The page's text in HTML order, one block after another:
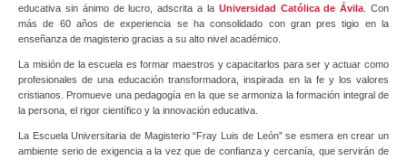
educativa sin ánimo de lucro, adscrita a la Universidad Católica de Ávila . Con
más de 60 años de experiencia se ha consolidado con gran pres tigio en la
enseñanza de magisterio gracias a su alto nivel académico.
La misión de la escuela es formar maestros y capacitarlos para ser y actuar como
profesionales de una educación transformadora, inspirada en la fe y los valores
cristianos. Promueve una pedagogía en la que se armoniza la formación integral de
la persona, el rigor científico y la innovación educativa.
La Escuela Universitaria de Magisterio “Fray Luis de León” se esmera en crear un
ambiente serio de exigencia a la vez que de confianza y cercanía, que servirán de